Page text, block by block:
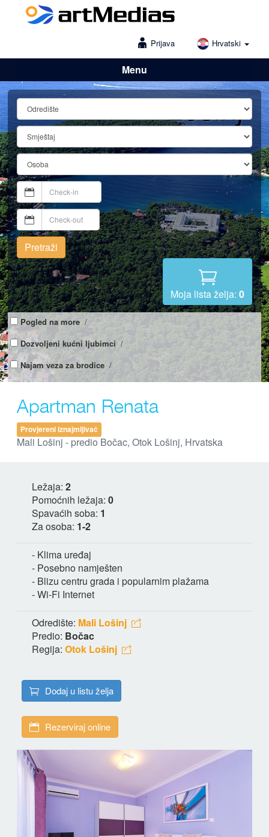
Prijava Hrvatski
Menu
Lošinj
Pretraži
Moja lista želja: 0
Pogled na more /
Dozvoljeni kućni ljubimci /
Najam veza za brodice /
Apartman Renata
Provjereni iznajmljivač
Mali Lošinj - predio Bočac, Otok Lošinj, Hrvatska
Ležaja: 2
Pomoćnih ležaja: 0
Spavaćih soba: 1
Za osoba: 1-2
- Klima uređaj
- Posebno namješten
- Blizu centru grada i popularnim plažama
- Wi-Fi Internet
Odredište: Mali Lošinj
Predio: Bočac
Regija: Otok Lošinj
Dodaj u listu želja
Rezerviraj online